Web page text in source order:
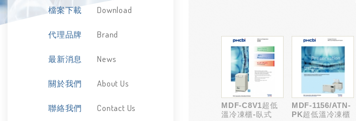
檔案下載 Download
代理品牌 Brand
最新消息 News
關於我們 About Us
聯絡我們 Contact Us
MDF-C8V1超低
溫冷凍櫃-臥式
MDF-1156/ATN-
PK超低溫冷凍櫃